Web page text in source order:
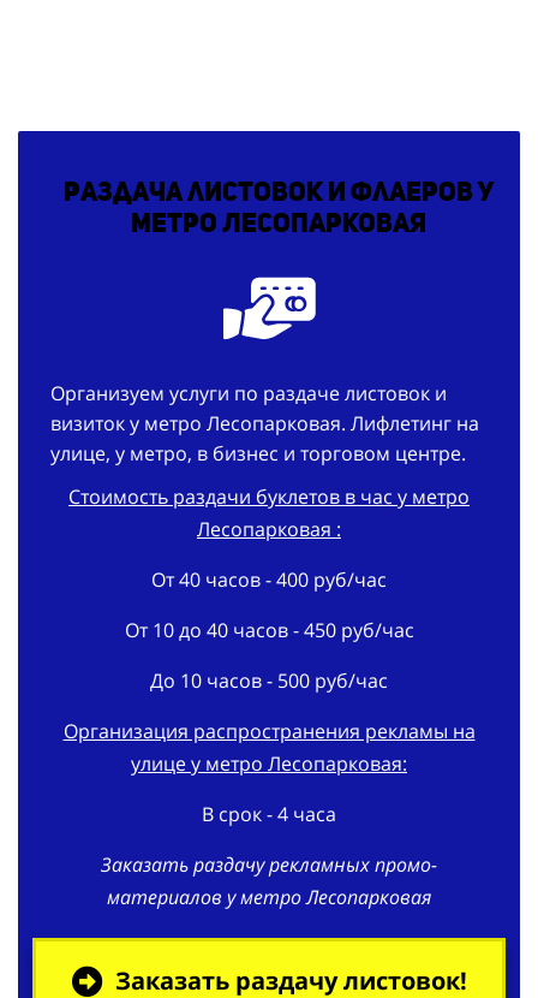
Раздача листовок и флаеров у
метро Лесопарковая
Организуем услуги по раздаче листовок и
визиток у метро Лесопарковая. Лифлетинг на
улице, у метро, в бизнес и торговом центре.
Стоимость раздачи буклетов в час у метро
Лесопарковая :
От 40 часов - 400 руб/час
От 10 до 40 часов - 450 руб/час
До 10 часов - 500 руб/час
Организация распространения рекламы на
улице у метро Лесопарковая:
В срок - 4 часа
Заказать раздачу рекламных промо-
материалов у метро Лесопарковая
Заказать раздачу листовок!